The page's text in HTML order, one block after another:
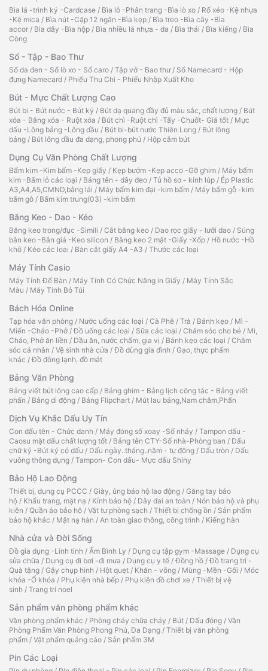
Bìa lá -trình ký -Cardcase / Bìa lỗ -Phân trang -Bìa lò xo / Rổ xéo -Kệ nhựa
-Kệ mica / Bìa nút -Cặp 12 ngăn -Bìa kẹp / Bìa treo -Bìa cây -Bìa
accor / Bìa dây -Bìa hộp / Bìa nhiều lá nhựa - da / Bìa thái / Bìa kiếng / Bìa
Còng
Sổ - Tập - Bao Thư
Sổ da đen - Sổ lò xo - Sổ caro / Tập vở - Bao thư/ Sổ Namecard - Hộp
đựng Namecard / Phiếu Thu Chi - Phiếu Nhập Xuất Kho
Bút - Mực Chất Lượng Cao
Bút bi - Bút nước - Bút ký / Bút dạ quang đầy đủ màu sắc, chất lượng / Bút
xóa - Băng xóa - Ruột xóa / Bút chì -Ruột chì -Tẩy -Chuốt- Giá tốt / Mực
dấu -Lông bảng -Lông dầu / Bút bi-bút nước Thiên Long / Bút lông
bảng / Bút lông dầu đa dạng, phong phú / Hộp cắm bút
Dụng Cụ Văn Phòng Chất Lượng
Bấm kim -Kim bấm -Kẹp giấy / Kẹp bướm -Kẹp acco -Gỡ ghim / Máy bấm
kim -Bấm lỗ các loại / Bảng tên - dây đeo / Tủ hồ sơ - kính lúp / Ép Plastic
A3,A4,A5,CMND,bằng lái / Máy bấm kim đại -kim bấm / Máy bấm gỗ -kim
bấm gỗ / Bấm kim trung(03) -kim bấm
Băng Keo - Dao - Kéo
Băng keo trong/đục -Simili / Cắt băng keo / Dao rọc giấy - lưỡi dao / Súng
bắn keo -Bắn giá -Keo silicon / Băng keo 2 mặt -Giấy -Xốp / Hồ nước -Hồ
khô / Kéo các loại / Bàn cắt giấy A4 -A3 / Thước các loại
Máy Tính Casio
Máy Tính Để Bàn / Máy Tính Có Chức Năng in Giấy / Máy Tính Sắc
Màu / Máy Tính Bỏ Túi
Bách Hóa Online
Tạp hóa văn phòng / Nước uống các loại / Cà Phê / Trà / Bánh kẹo / Mì -
Miến -Cháo -Phở /Đồ uống các loại / Sữa các loại / Chăm sóc cho bé / Mì,
Cháo, Phở ăn liền / Dầu ăn, nước chấm, gia vị / Bánh kẹo các loại / Chăm
sóc cá nhân / Vệ sinh nhà cửa /Đồ dùng gia đình / Gạo, thực phẩm
khác /Đồ đông lạnh, đồ mát
Bảng Văn Phòng
Bảng viết bút lông cao cấp / Bảng ghim - Bảng lịch công tác - Bảng viết
phấn / Bảng di động / Bảng Flipchart / Mút lau bảng,Nam châm,Phấn
Dịch Vụ Khắc Dấu Uy Tín
Con dấu tên - Chức danh / Máy đóng số xoay -Số nhảy / Tampon dấu -
Caosu mặt dấu chất lượng tốt / Bảng tên CTY-Số nhà-Phòng ban / Dấu
chữ ký -Bút ký có dấu / Dấu ngày..tháng..năm - tự động / Dấu tròn / Dấu
vuông thông dụng / Tampon- Con dấu- Mực dấu Shiny
Bảo Hộ Lao Động
Thiết bị, dụng cụ PCCC / Giày, ủng bảo hộ lao động / Găng tay bảo
hộ / Khẩu trang, mặt nạ / Kính bảo hộ / Dây đai an toàn / Nón bảo hộ và phụ
kiện / Quần áo bảo hộ / Vật tư phòng sạch / Thiết bị chống ồn / Sản phẩm
bảo hộ khác / Mặt nạ hàn / An toàn giao thông, công trình / Kiếng hàn
Nhà cửa và Đời Sống
Đồ gia dụng -Linh tinh / Ấm Bình Ly / Dụng cụ tập gym -Massage / Dụng cụ
sửa chữa / Dụng cụ đi bơi -đi mưa / Dụng cụ y tế /Đồng hồ /Đồ trang trí -
Quà tặng / Gậy chụp hình / Hột quẹt / Khăn - võng / Mùng -Mền -Gối / Móc
khóa -Ổ khóa / Phụ kiện nhà bếp / Phụ kiện đồ chơi xe / Thiết bị vệ
sinh / Trang trí noel
Sản phẩm văn phòng phẩm khác
Văn phòng phẩm khác / Phòng cháy chữa cháy / Bút / Dấu đóng / Văn
Phòng Phẩm Văn Phòng Phong Phú, Đa Dạng / Thiết bị văn phòng
phẩm / Vật phẩm quảng cáo / Sản phẩm 3M
Pin Các Loại